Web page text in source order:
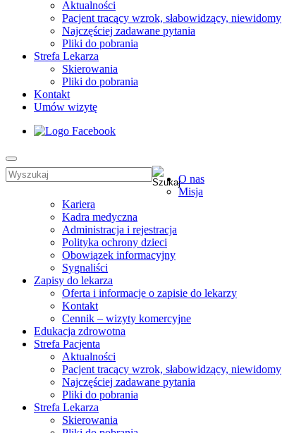
Aktualności
Pacjent tracący wzrok, słabowidzący, niewidomy
Najczęściej zadawane pytania
Pliki do pobrania
Strefa Lekarza
Skierowania
Pliki do pobrania
Kontakt
Umów wizytę
O nas
Misja
Kariera
Kadra medyczna
Administracja i rejestracja
Polityka ochrony dzieci
Obowiązek informacyjny
Sygnaliści
Zapisy do lekarza
Oferta i informacje o zapisie do lekarzy
Kontakt
Cennik – wizyty komercyjne
Edukacja zdrowotna
Strefa Pacjenta
Aktualności
Pacjent tracący wzrok, słabowidzący, niewidomy
Najczęściej zadawane pytania
Pliki do pobrania
Strefa Lekarza
Skierowania